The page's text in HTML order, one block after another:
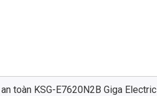
toàn KSG-E7620N2B Giga Electric